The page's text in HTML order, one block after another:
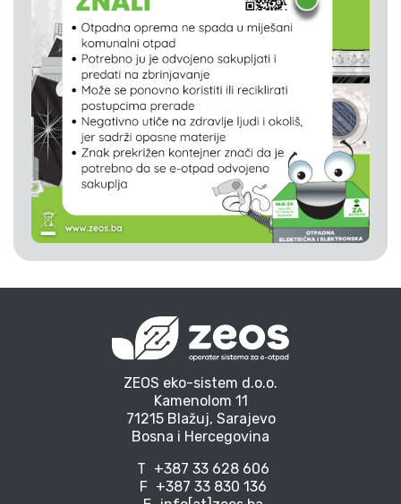
ZEOS eko-sistem d.o.o.
Kamenolom 11
71215 Blažuj, Sarajevo
Bosna i Hercegovina
T +387 33 628 606
F +387 33 830 136